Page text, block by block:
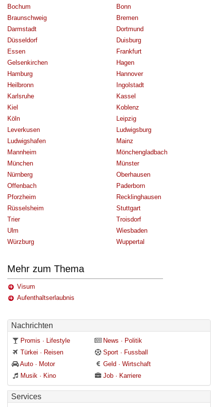
Bochum
Bonn
Braunschweig
Bremen
Darmstadt
Dortmund
Düsseldorf
Duisburg
Essen
Frankfurt
Gelsenkirchen
Hagen
Hamburg
Hannover
Heilbronn
Ingolstadt
Karlsruhe
Kassel
Kiel
Koblenz
Köln
Leipzig
Leverkusen
Ludwigsburg
Ludwigshafen
Mainz
Mannheim
Mönchengladbach
München
Münster
Nürnberg
Oberhausen
Offenbach
Paderborn
Pforzheim
Recklinghausen
Rüsselsheim
Stuttgart
Trier
Troisdorf
Ulm
Wiesbaden
Würzburg
Wuppertal
Mehr zum Thema
Visum
Aufenthaltserlaubnis
Nachrichten
Promis · Lifestyle
News · Politik
Türkei · Reisen
Sport · Fussball
Auto · Motor
Geld · Wirtschaft
Musik · Kino
Job · Karriere
Services